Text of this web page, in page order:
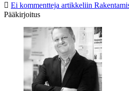
Ei kommentteja artikkeliin
Pääkirjoitus